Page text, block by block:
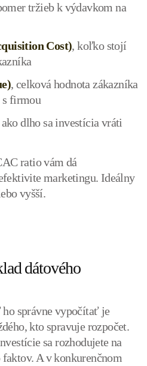
tržieb k výdavkom na
Cost), koľko stojí
, celková hodnota zákazníka
s firmou
ako dlho sa investícia vráti
ratio vám dá
marketingu. Ideálny
vyšší.
dátového
správne vypočítať je
kto spravuje rozpočet.
sa rozhodujete na
A v konkurenčnom